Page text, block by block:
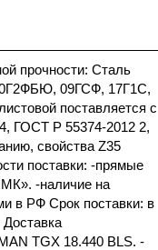
прочности: Сталь
09ГСФ, 17Г1С,
поставляется с
ГОСТ Р 55374-2012 2,
свойства Z35
поставки: -прямые
-наличие на
в РФ Срок поставки: в
TGX 18.440 BLS. -